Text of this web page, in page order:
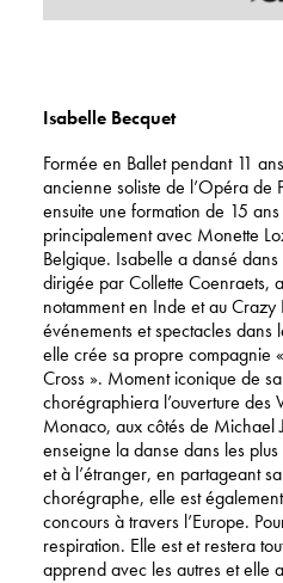
Isabelle Becquet
Formée en Ballet pendant 11
ancienne soliste de l’Opéra de
ensuite une formation de 15
principalement avec Monette
Belgique. Isabelle a dansé
dirigée par Collette Coenraets,
notamment en Inde et au
événements et spectacles
elle crée sa propre compagnie
Cross ». Moment iconique de
chorégraphiera l’ouverture
Monaco, aux côtés de Michael
enseigne la danse dans les
et à l’étranger, en partageant
chorégraphe, elle est
concours à travers l’Europe.
respiration. Elle est et restera
apprend avec les autres et elle